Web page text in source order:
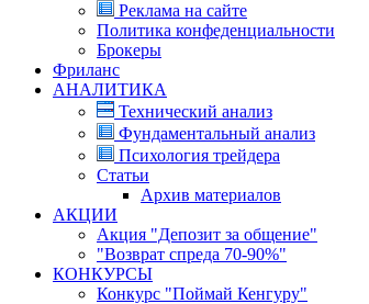
Реклама на сайте
Политика конфеденциальности
Брокеры
Фриланс
АНАЛИТИКА
Технический анализ
Фундаментальный анализ
Психология трейдера
Статьи
Архив материалов
АКЦИИ
Акция "Депозит за общение"
"Возврат спреда 70-90%"
КОНКУРСЫ
Конкурс "Поймай Кенгуру"